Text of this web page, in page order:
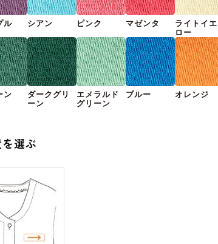
ル シアン ピンク マゼンタ
ライトイエ
ロー
ン
ダークグリ
ーン
エメラルド
グリーン
ブルー オレンジ
選ぶ